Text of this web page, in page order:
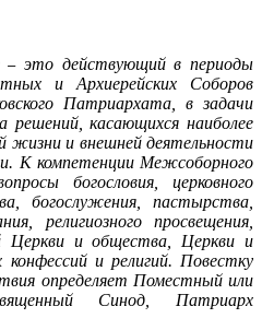
–это действующий в периоды
и Архиерейских Соборов
Патриархата, в задачи
решений, касающихся наиболее
жизни и внешней деятельности
К компетенции Межсоборного
богословия, церковного
богослужения, пастырства,
религиозного просвещения,
Церкви и общества, Церкви и
и религий. Повестку
определяет Поместный или
Синод, Патриарх